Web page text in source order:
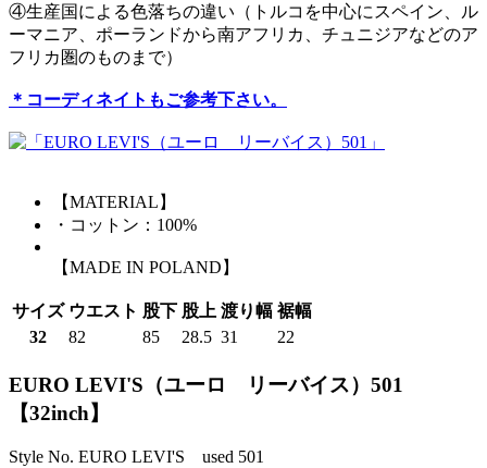
④生産国による色落ちの違い（トルコを中心にスペイン、ル
ーマニア、ポーランドから南アフリカ、チュニジアなどのア
フリカ圏のものまで）
＊コーディネイトもご参考下さい。
【MATERIAL】
・コットン：100%
【MADE IN POLAND】
サイズ ウエスト 股下 股上 渡り幅 裾幅
32
82 85 28.5 31 22
EURO LEVI'S（ユーロ リーバイス）501
【32inch】
Style No. EURO LEVI'S used 501